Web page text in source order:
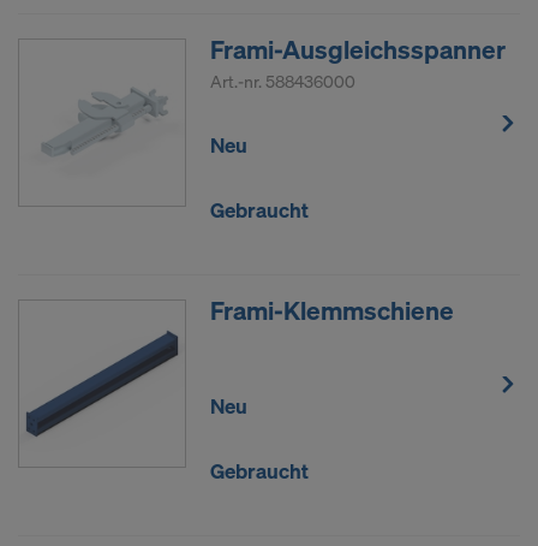
Frami-Ausgleichsspanner
Art.-nr. 588436000
Neu
Gebraucht
Frami-Klemmschiene
Neu
Gebraucht